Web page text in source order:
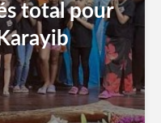
total pour